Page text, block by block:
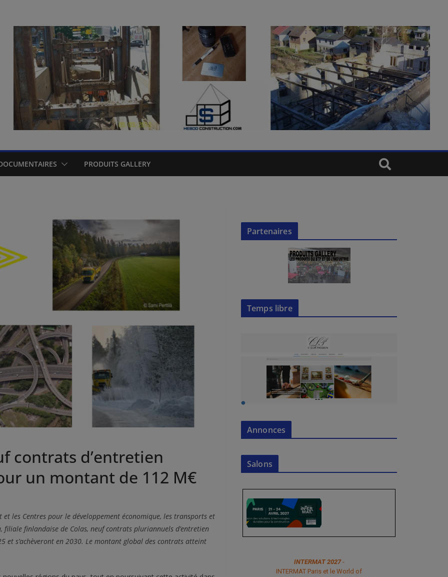
PRODUITS GALLERY
contrats d’entretien
un montant de 112 M€
les Centres pour le développement économique, les transports et
filiale finlandaise de Colas, neuf contrats pluriannuels d’entretien
s’achèveront en 2030. Le montant global des contrats atteint
Partenaires
Temps libre
Annonces
Salons
INTERMAT 2027-
INTERMAT Paris et le World of